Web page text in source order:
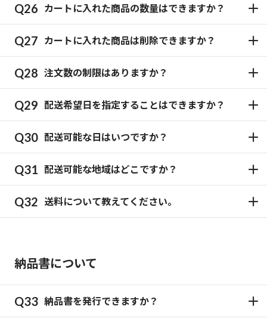
カートに入れた商品の数量はできますか？
カートに入れた商品は削除できますか？
注文数の制限はありますか？
配送希望日を指定することはできますか？
配送可能な日はいつですか？
配送可能な地域はどこですか？
送料について教えてください。
納品書について
納品書を発行できますか？